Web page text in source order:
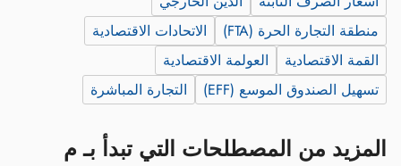
منطقة التجارة الحرة (FTA)
الاتحادات الاقتصادية
القمة الاقتصادية
العولمة الاقتصادية
تسهيل الصندوق الموسع (EFF)
التجارة المباشرة
المزيد من المصطلحات التي تبدأ بـ م